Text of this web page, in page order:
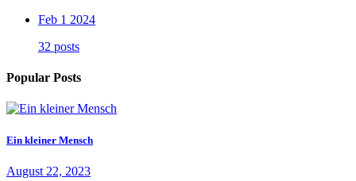
Feb 1 2024
32 posts
Popular Posts
Ein kleiner Mensch
August 22, 2023